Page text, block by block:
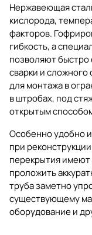
Нержавеющая
кислорода,
факторов.
гибкость, а
позволяют быстро
сварки и сложного
для монтажа в
в штробах, под
открытым
Особенно удобно
при
перекрытия
проложить
труба заметно
существующему
оборудование и